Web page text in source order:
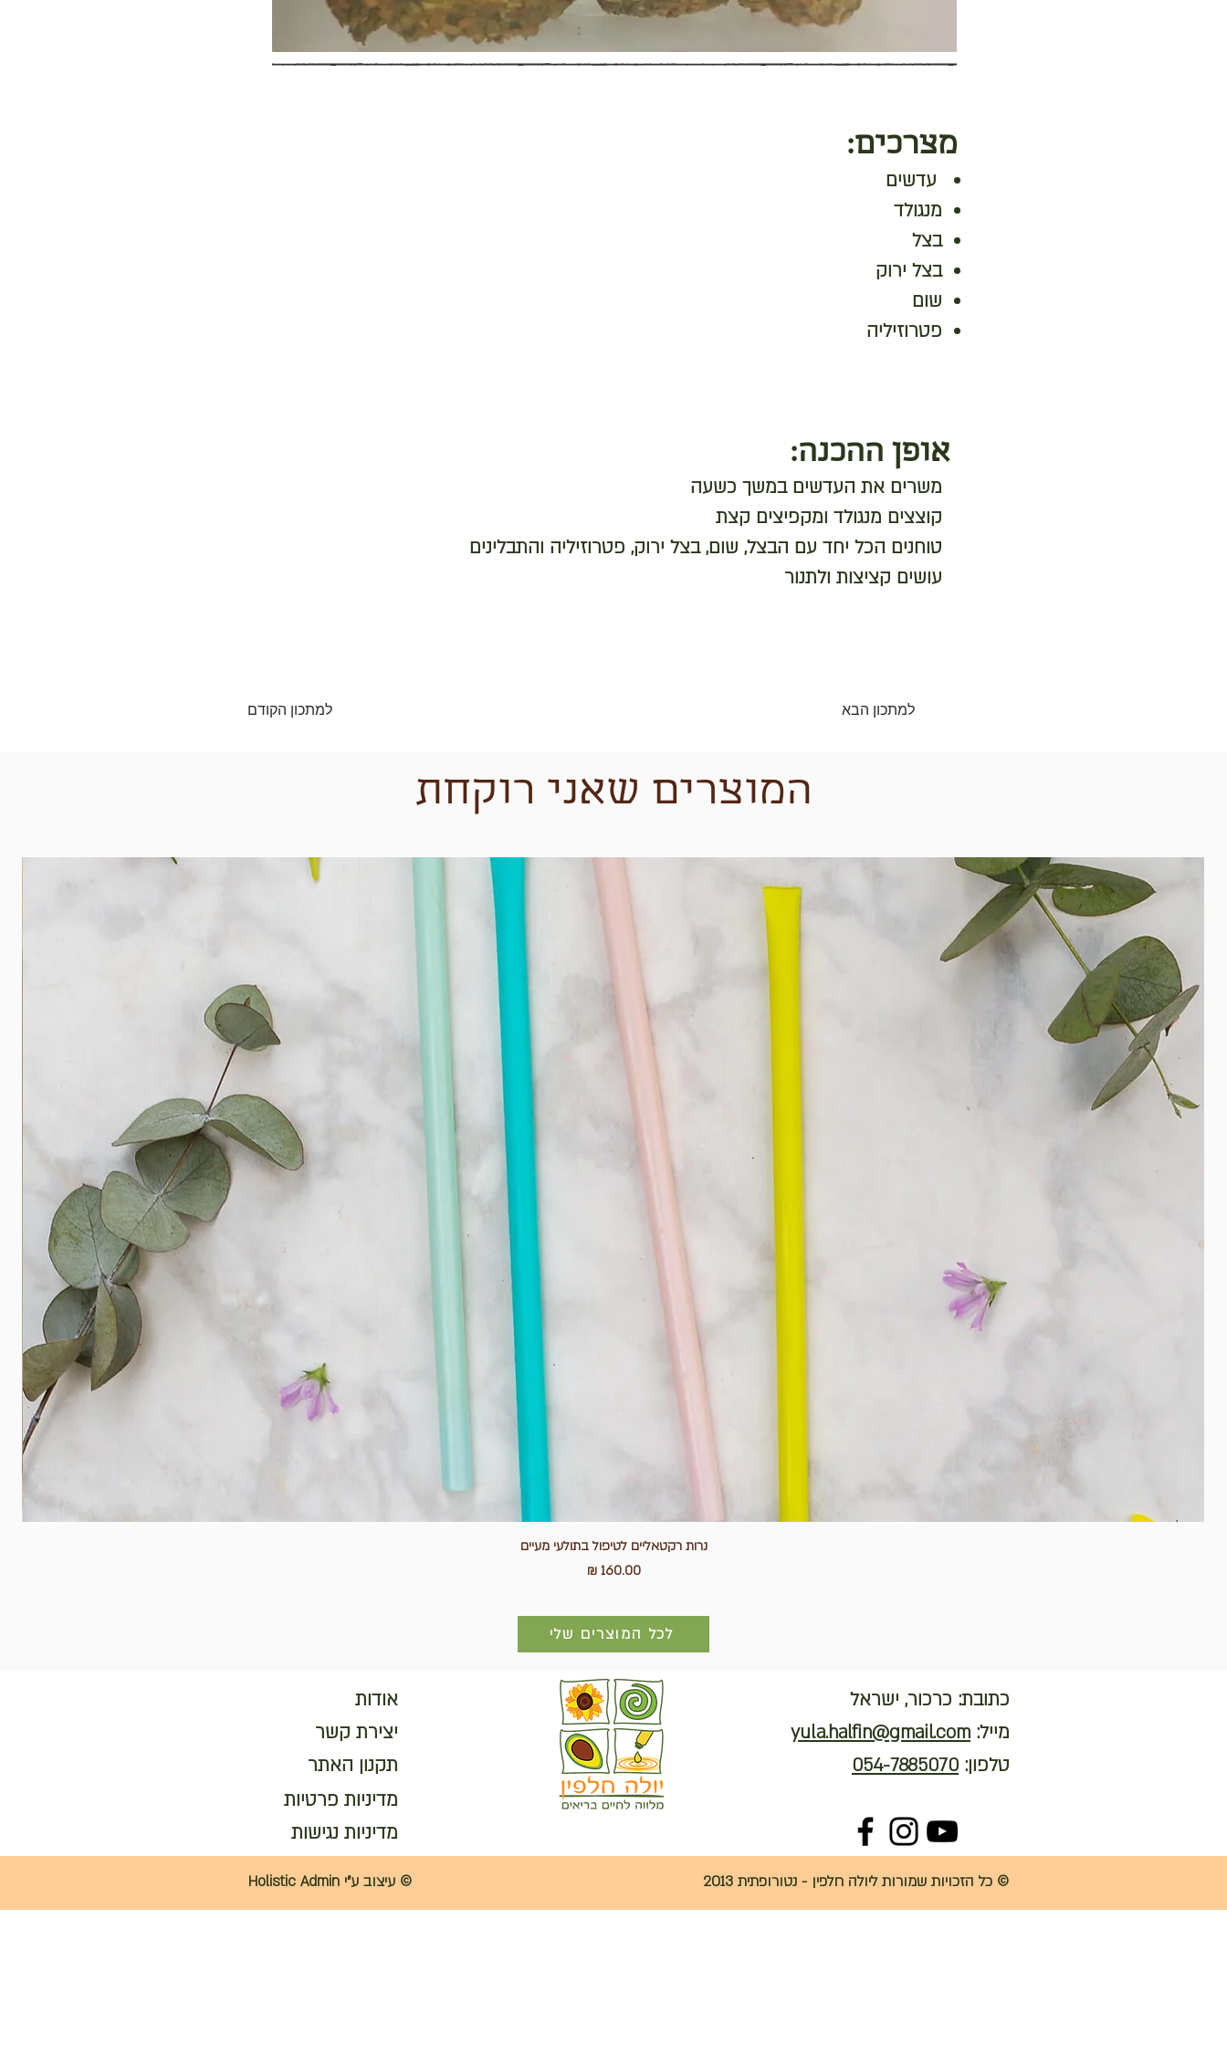
מצרכים:
עדשים
מנגולד
בצל
בצל ירוק
שום
פטרוזיליה
אופן ההכנה:
משרים את העדשים במשך כשעה
קוצצים מנגולד ומקפיצים קצת
טוחנים הכל יחד עם הבצל, שום, בצל ירוק, פטרוזיליה והתבלינים
עושים קציצות ולתנור
למתכון הקודם למתכון הבא
המוצרים שאני רוקחת
נרות רקטאליים לטיפול בתולעי מעיים
מחיר‏160.00 ‏₪
לכל המוצרים שלי
אודות
יצירת קשר
תקנון האתר
מדיניות פרטיות
מדיניות נגישות
כתובת: כרכור, ישראל
מייל: yula.halfin@gmail.com
טלפון: 054-7885070
© עיצוב ע"י Holistic Admin © כל הזכויות שמורות ליולה חלפין - נטורופתית 2013